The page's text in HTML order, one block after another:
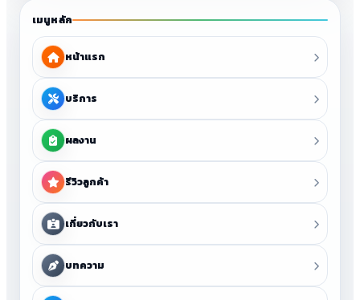
เมนูหลัก
หน้าแรก
บริการ
ผลงาน
รีวิวลูกค้า
เกี่ยวกับเรา
บทความ